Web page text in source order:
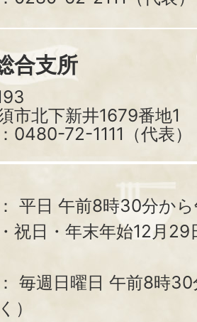
合支所
市北下新井1679番地1
0480-72-1111（代表）
平日 午前8時30分か
祝日・年末年始12月
毎週日曜日 午前8時
）